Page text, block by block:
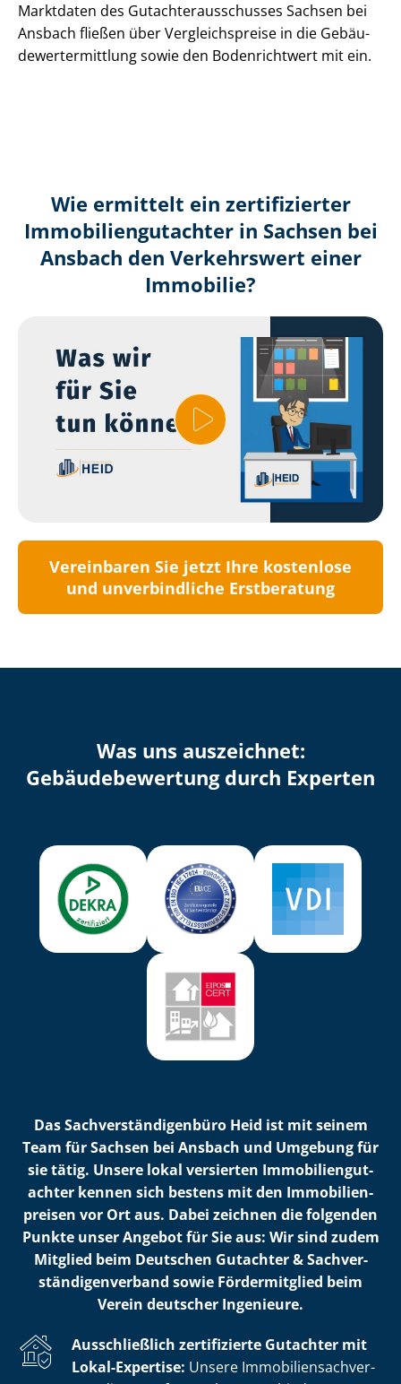
Marktdaten des Gut­ach­ter­aus­schus­ses Sachsen bei
Ansbach fließen über Ver­gleichs­prei­se in die Ge­bäu­
de­wert­ermitt­lung sowie den Bodenrichtwert mit ein.
Wie ermittelt ein zertifizierter
Immobilien­gutachter in Sachsen bei
Ansbach den Verkehrswert einer
Immobilie?
Vereinbaren Sie jetzt Ihre kostenlose
und unverbindliche Erstberatung
Was uns auszeichnet:
Ge­bäu­de­be­wer­tung durch Experten
Das Sach­ver­stän­di­gen­bü­ro Heid ist mit seinem
Team für Sachsen bei Ansbach und Umgebung für
sie tätig. Unsere lokal versierten Im­mo­bi­li­en­gut­
ach­ter kennen sich bestens mit den Im­mo­bi­li­en­
prei­sen vor Ort aus. Dabei zeichnen die folgenden
Punkte unser Angebot für Sie aus: Wir sind zudem
Mitglied beim Deutschen Gutachter & Sach­ver­
stän­di­gen­ver­band sowie Fördermitglied beim
Verein deutscher Ingenieure.
Ausschließlich zertifizierte Gutachter mit
Lokal-Expertise: Unsere Im­mo­bi­li­en­sach­ver­